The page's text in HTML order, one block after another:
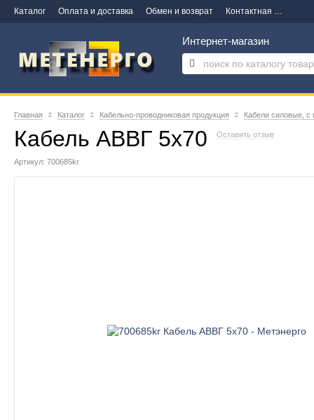
Каталог Оплата и доставка Обмен и возврат Контактная информация
Интернет-магазин
Главная Каталог Кабельно-проводниковая продукция Кабели силовые, с
Кабель АВВГ 5х70 Оставить отзыв
Артикул: 700685kr